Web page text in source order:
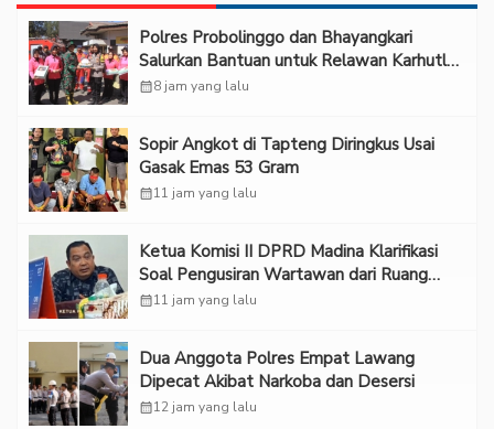
Polres Probolinggo dan Bhayangkari
Salurkan Bantuan untuk Relawan Karhutla
TNBTS di Bromo
calendar_month8 jam yang lalu
Sopir Angkot di Tapteng Diringkus Usai
Gasak Emas 53 Gram
calendar_month11 jam yang lalu
Ketua Komisi II DPRD Madina Klarifikasi
Soal Pengusiran Wartawan dari Ruang
RDP
calendar_month11 jam yang lalu
Dua Anggota Polres Empat Lawang
Dipecat Akibat Narkoba dan Desersi
calendar_month12 jam yang lalu